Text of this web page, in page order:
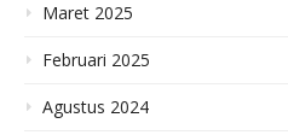
Maret 2025
Februari 2025
Agustus 2024